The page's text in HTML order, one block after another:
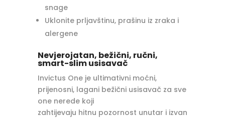
snage
Uklonite prljavštinu, prašinu iz zraka i
alergene
Nevjerojatan, bežični, ručni,
smart-slim usisavač
Invictus One je ultimativni moćni,
prijenosni, lagani bežični usisavač za sve
one nerede koji
zahtijevaju hitnu pozornost unutar i izvan